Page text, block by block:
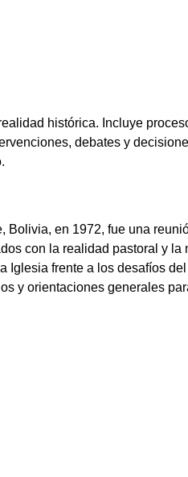
histórica. Incluye
debates y
Bolivia, en 1972, fue una
con la realidad pastoral y la
Iglesia frente a los desafíos
y orientaciones generales